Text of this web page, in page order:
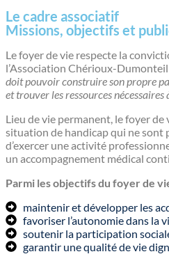
Le cadre associatif
Missions, objectifs et
Le foyer de vie respecte la
l’Association Chérioux-
doit pouvoir construire son propre
et trouver les ressources nécessaires
Lieu de vie permanent, le foyer de
situation de handicap qui ne sont
d’exercer une activité
un accompagnement médical
Parmi les objectifs du foyer de
maintenir et développer les
favoriser l’autonomie dans la
soutenir la participation
garantir une qualité de vie